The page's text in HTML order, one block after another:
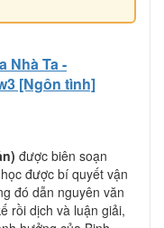
Nhà Ta -
[Ngôn tình]
được biên soạn
được bí quyết vận
đó dẫn nguyên văn
rồi dịch và luận giải,